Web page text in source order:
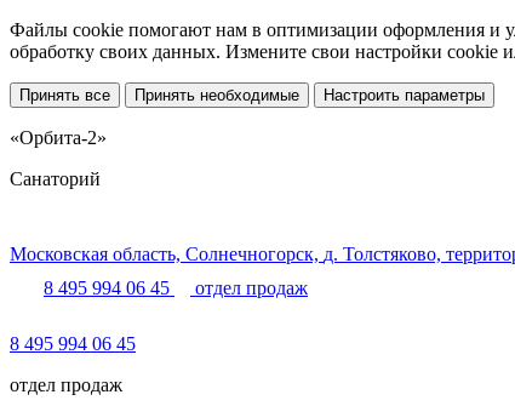
Файлы cookie помогают нам в оптимизации оформления и
обработку своих данных. Измените свои настройки cookie
Принять все Принять необходимые Настроить параметры
«Орбита-2»
Санаторий
Московская область, Солнечногорск, д. Толстяково,
8 495 994 06 45
отдел продаж
8 495 994 06 45
отдел продаж